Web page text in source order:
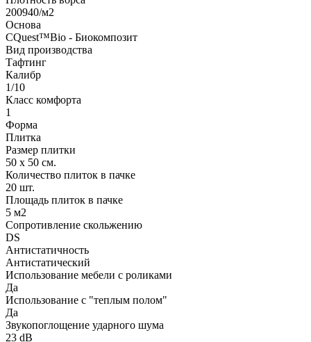
200940/м2
Основа
CQuest™Bio - Биокомпозит
Вид производства
Тафтинг
Калибр
1/10
Класс комфорта
1
Форма
Плитка
Размер плитки
50 х 50 см.
Количество плиток в пачке
20 шт.
Площадь плиток в пачке
5 м2
Сопротивление скольжению
DS
Антистатичность
Антистатический
Использование мебели с роликами
Да
Использование с "теплым полом"
Да
Звукопоглощение ударного шума
23 dB